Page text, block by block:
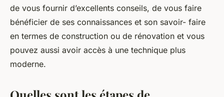
de vous fournir d’excellents conseils, de vous faire
bénéficier de ses connaissances et son savoir- faire
en termes de construction ou de rénovation et vous
pouvez aussi avoir accès à une technique plus
moderne.